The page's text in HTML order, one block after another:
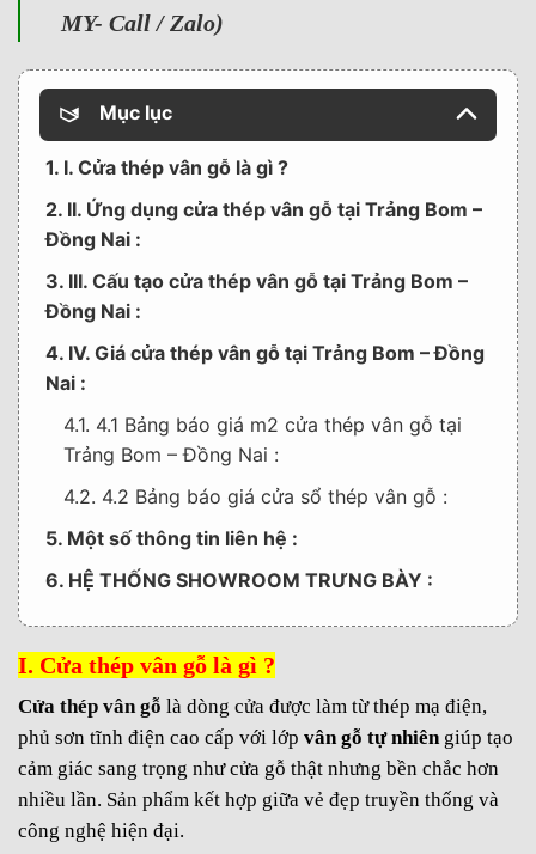
MY- Call / Zalo)
Mục lục
1. I. Cửa thép vân gỗ là gì ?
2. II. Ứng dụng cửa thép vân gỗ tại Trảng Bom –
Đồng Nai :
3. III. Cấu tạo cửa thép vân gỗ tại Trảng Bom –
Đồng Nai :
4. IV. Giá cửa thép vân gỗ tại Trảng Bom – Đồng
Nai :
4.1. 4.1 Bảng báo giá m2 cửa thép vân gỗ tại
Trảng Bom – Đồng Nai :
4.2. 4.2 Bảng báo giá cửa sổ thép vân gỗ :
5. Một số thông tin liên hệ :
6. HỆ THỐNG SHOWROOM TRƯNG BÀY :
I. Cửa thép vân gỗ là gì ?
Cửa thép vân gỗ là dòng cửa được làm từ thép mạ điện,
phủ sơn tĩnh điện cao cấp với lớp vân gỗ tự nhiêngiúp tạo
cảm giác sang trọng như cửa gỗ thật nhưng bền chắc hơn
nhiều lần. Sản phẩm kết hợp giữa vẻ đẹp truyền thống và
công nghệ hiện đại.